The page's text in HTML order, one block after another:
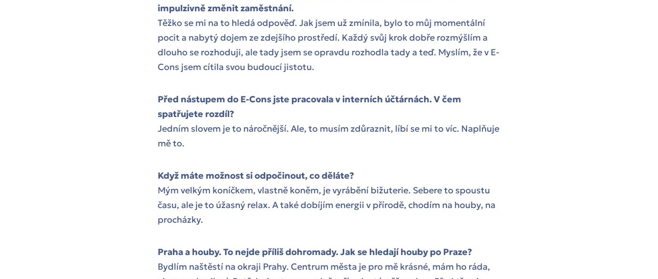
impulzivně změnit zaměstnání.
Těžko se mi na to hledá odpověď. Jak jsem už zmínila, bylo to můj momentální
pocit a nabytý dojem ze zdejšího prostředí. Každý svůj krok dobře rozmýšlím a
dlouho se rozhoduji, ale tady jsem se opravdu rozhodla tady a teď. Myslím, že v E-
Cons jsem cítila svou budoucí jistotu.
Před nástupem do E-Cons jste pracovala v interních účtárnách. V čem
spatřujete rozdíl?
Jedním slovem je to náročnější. Ale, to musím zdůraznit, líbí se mi to víc. Naplňuje
mě to.
Když máte možnost si odpočinout, co děláte?
Mým velkým koníčkem, vlastně koněm, je vyrábění bižuterie. Sebere to spoustu
času, ale je to úžasný relax. A také dobíjím energii v přírodě, chodím na houby, na
procházky.
Praha a houby. To nejde příliš dohromady. Jak se hledají houby po Praze?
Bydlím naštěstí na okraji Prahy. Centrum města je pro mě krásné, mám ho ráda,